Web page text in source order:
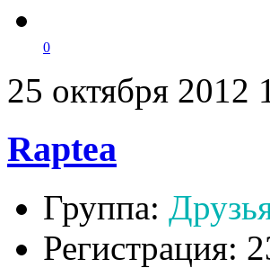
0
25 октября 2012
Raptea
Группа:
Регистрация: